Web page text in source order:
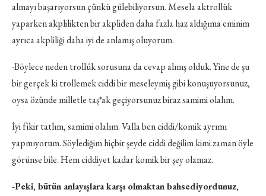
almayı başarıyorsun çünkü gülebiliyorsun. Mesela aktrollük
yaparken akplilikten bir akpliden daha fazla haz aldığıma eminim
ayrıca akpliliği daha iyi de anlamış oluyorum.
-Böylece neden trollük sorusuna da cevap almış olduk. Yine de şu
bir gerçek ki trollemek ciddi bir meseleymiş gibi konuşuyorsunuz,
oysa özünde milletle taş*ak geçiyorsunuz biraz samimi olalım.
İyi fikir tatlım, samimi olalım. Valla ben ciddi/komik ayrımı
yapmıyorum. Söylediğim hiçbir şeyde ciddi değilim kimi zaman öyle
görünse bile. Hem ciddiyet kadar komik bir şey olamaz.
-Peki, bütün anlayışlara karşı olmaktan bahsediyordunuz,